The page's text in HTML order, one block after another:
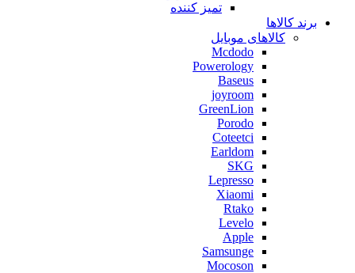
تمیز کننده
برند کالاها
کالاهای موبایل
Mcdodo
Powerology
Baseus
joyroom
GreenLion
Porodo
Coteetci
Earldom
SKG
Lepresso
Xiaomi
Rtako
Levelo
Apple
Samsunge
Mocoson